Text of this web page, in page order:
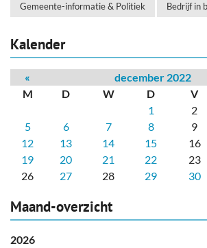
Gemeente-informatie & Politiek Bedrijf in
Kalender
« december 2022
M
D W D V
1
2
5
6 7 8 9
12
13 14 15 16
19
20 21 22 23
26
27 28 29 30
Maand-overzicht
2026